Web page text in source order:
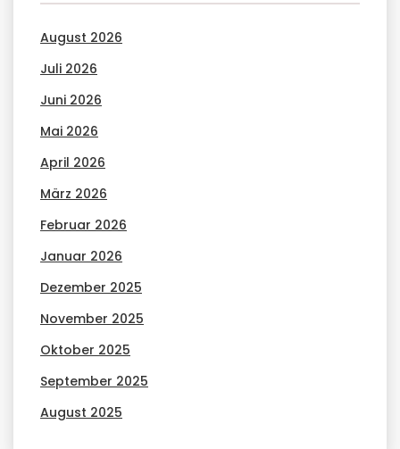
August 2026
Juli 2026
Juni 2026
Mai 2026
April 2026
März 2026
Februar 2026
Januar 2026
Dezember 2025
November 2025
Oktober 2025
September 2025
August 2025